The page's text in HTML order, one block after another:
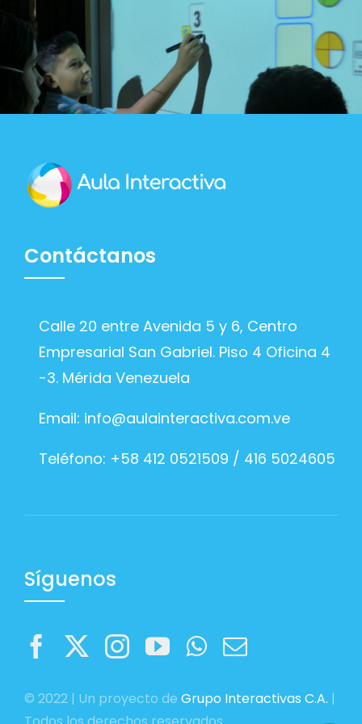
Blog
Contacto
Contáctanos
Calle 20 entre Avenida 5 y 6, Centro
Empresarial San Gabriel. Piso 4 Oficina 4
-3. Mérida Venezuela
Email: info@aulainteractiva.com.ve
Teléfono: +58 412 0521509 / 416 5024605
Síguenos
© 2022 | Un proyecto de Grupo Interactivas C.A. |